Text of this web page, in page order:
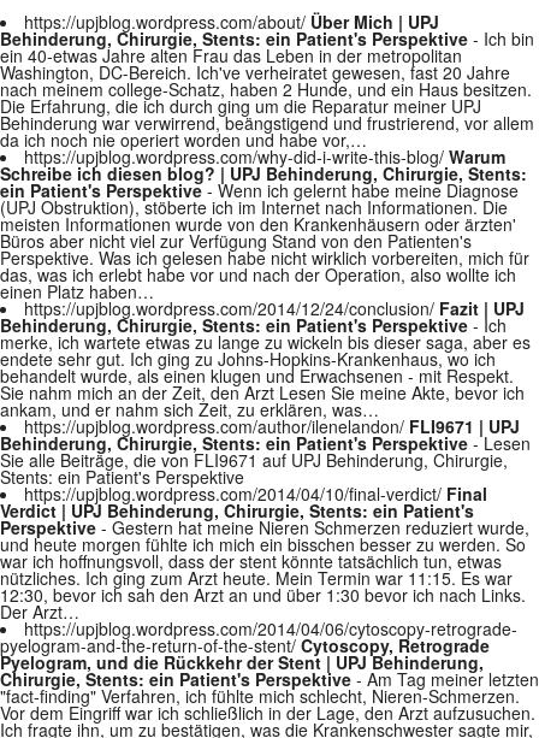
https://upjblog.wordpress.com/about/ Über Mich | UPJ
Behinderung, Chirurgie, Stents: ein Patient's Perspektive - Ich bin
ein 40-etwas Jahre alten Frau das Leben in der metropolitan
Washington, DC-Bereich. Ich've verheiratet gewesen, fast 20 Jahre
nach meinem college-Schatz, haben 2 Hunde, und ein Haus besitzen.
Die Erfahrung, die ich durch ging um die Reparatur meiner UPJ
Behinderung war verwirrend, beängstigend und frustrierend, vor allem
da ich noch nie operiert worden und habe vor,…
https://upjblog.wordpress.com/why-did-i-write-this-blog/ Warum
Schreibe ich diesen blog? | UPJ Behinderung, Chirurgie, Stents:
ein Patient's Perspektive- Wenn ich gelernt habe meine Diagnose
(UPJ Obstruktion), stöberte ich im Internet nach Informationen. Die
meisten Informationen wurde von den Krankenhäusern oder ärzten'
Büros aber nicht viel zur Verfügung Stand von den Patienten's
Perspektive. Was ich gelesen habe nicht wirklich vorbereiten, mich für
das, was ich erlebt habe vor und nach der Operation, also wollte ich
einen Platz haben…
https://upjblog.wordpress.com/2014/12/24/conclusion/ Fazit | UPJ
Behinderung, Chirurgie, Stents: ein Patient's Perspektive - Ich
merke, ich wartete etwas zu lange zu wickeln bis dieser saga, aber es
endete sehr gut. Ich ging zu Johns-Hopkins-Krankenhaus, wo ich
behandelt wurde, als einen klugen und Erwachsenen - mit Respekt.
Sie nahm mich an der Zeit, den Arzt Lesen Sie meine Akte, bevor ich
ankam, und er nahm sich Zeit, zu erklären, was…
https://upjblog.wordpress.com/author/ilenelandon/ FLI9671 | UPJ
Behinderung, Chirurgie, Stents: ein Patient's Perspektive - Lesen
Sie alle Beiträge, die von FLI9671 auf UPJ Behinderung, Chirurgie,
Stents: ein Patient's Perspektive
https://upjblog.wordpress.com/2014/04/10/final-verdict/ Final
Verdict | UPJ Behinderung, Chirurgie, Stents: ein Patient's
Perspektive - Gestern hat meine Nieren Schmerzen reduziert wurde,
und heute morgen fühlte ich mich ein bisschen besser zu werden. So
war ich hoffnungsvoll, dass der stent könnte tatsächlich tun, etwas
nützliches. Ich ging zum Arzt heute. Mein Termin war 11:15. Es war
12:30, bevor ich sah den Arzt an und über 1:30 bevor ich nach Links.
Der Arzt…
https://upjblog.wordpress.com/2014/04/06/cytoscopy-retrograde-
pyelogram-and-the-return-of-the-stent/ Cytoscopy, Retrograde
Pyelogram, und die Rückkehr der Stent | UPJ Behinderung,
Chirurgie, Stents: ein Patient's Perspektive - Am Tag meiner letzten
"fact-finding" Verfahren, ich fühlte mich schlecht, Nieren-Schmerzen.
Vor dem Eingriff war ich schließlich in der Lage, den Arzt aufzusuchen.
Ich fragte ihn, um zu bestätigen, was die Krankenschwester sagte mir,